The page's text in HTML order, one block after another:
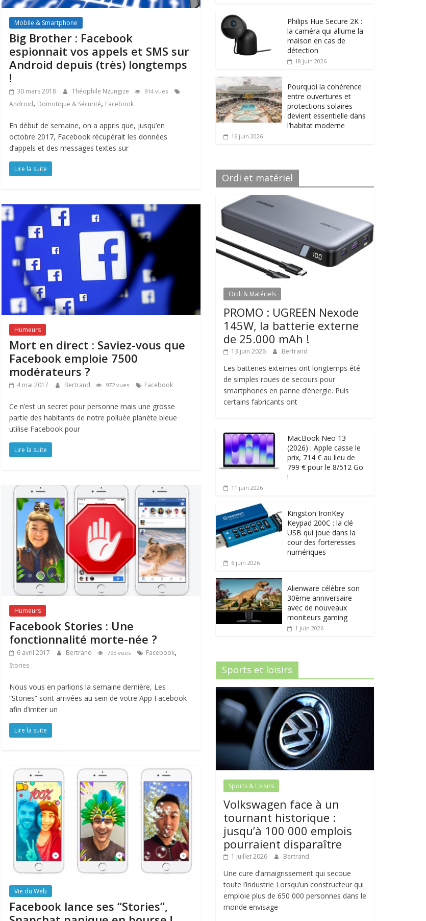
Mobile & Smartphone
Big Brother : Facebook
espionnait vos appels et SMS sur
Android depuis (très) longtemps
!
30 mars 2018 Théophile Nzungize 914 vues
Android, Domotique & Sécurité, Facebook
En début de semaine, on a appris que, jusqu’en
octobre 2017, Facebook récupérait les données
d’appels et des messages textes sur
Lire la suite
Humeurs
Mort en direct : Saviez-vous que
Facebook emploie 7500
modérateurs ?
4 mai 2017 Bertrand 972 vues Facebook
Ce n’est un secret pour personne mais une grosse
partie des habitants de notre polluée planète bleue
utilise Facebook pour
Lire la suite
Humeurs
Facebook Stories : Une
fonctionnalité morte-née ?
6 avril 2017 Bertrand 795 vues Facebook,
Stories
Nous vous en parlions la semaine dernière, Les
“Stories” sont arrivées au sein de votre App Facebook
afin d’imiter un
Lire la suite
Vie du Web
Facebook lance ses “Stories”,
Philips Hue Secure 2K :
la caméra qui allume la
maison en cas de
détection
18 juin 2026
Pourquoi la cohérence
entre ouvertures et
protections solaires
devient essentielle dans
l’habitat moderne
16 juin 2026
Ordi et matériel
Ordi & Matériels
PROMO : UGREEN Nexode
145W, la batterie externe
de 25.000 mAh !
13 juin 2026 Bertrand
Les batteries externes ont longtemps été
de simples roues de secours pour
smartphones en panne d’énergie. Puis
certains fabricants ont
MacBook Neo 13
(2026) : Apple casse le
prix, 714 € au lieu de
799 € pour le 8/512 Go
!
11 juin 2026
Kingston IronKey
Keypad 200C : la clé
USB qui joue dans la
cour des forteresses
numériques
6 juin 2026
Alienware célèbre son
30ème anniversaire
avec de nouveaux
moniteurs gaming
1 juin 2026
Sports et loisirs
Sports & Loisirs
Volkswagen face à un
tournant historique :
jusqu’à 100 000 emplois
pourraient disparaître
1 juillet 2026 Bertrand
Une cure d’amaigrissement qui secoue
toute l’industrie Lorsqu’un constructeur qui
emploie plus de 650 000 personnes dans le
monde envisage